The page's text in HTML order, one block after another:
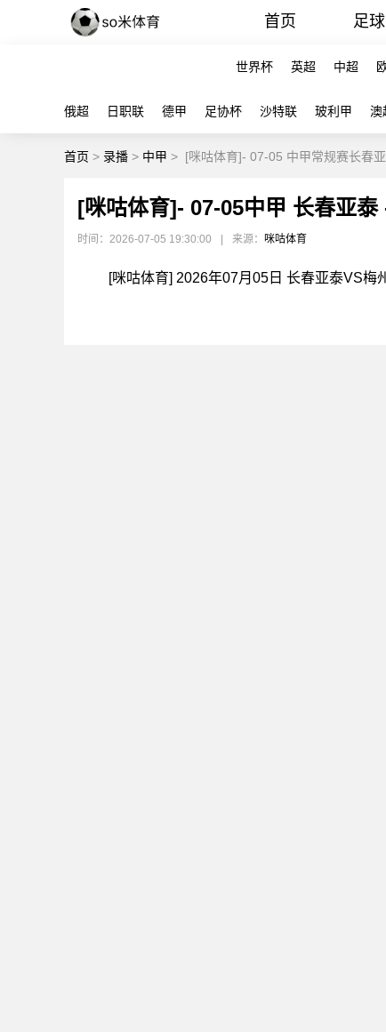
首页 足球
世界杯 英超 中超
俄超 日职联 德甲 足协杯 沙特联 玻利甲 澳
首页 > 录播 > 中甲 > [咪咕体育]- 07-05 中甲常规赛长春
[咪咕体育]- 07-05中甲 长春亚
时间：2026-07-05 19:30:00 来源： 咪咕体育
[咪咕体育] 2026年07月05日 长春亚泰VS梅